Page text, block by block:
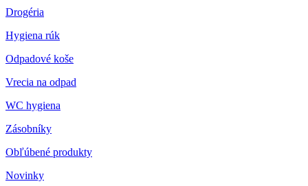
Drogéria
Hygiena rúk
Odpadové koše
Vrecia na odpad
WC hygiena
Zásobníky
Obľúbené produkty
Novinky